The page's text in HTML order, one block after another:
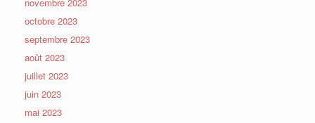
octobre 2023
septembre 2023
août 2023
juillet 2023
juin 2023
mai 2023